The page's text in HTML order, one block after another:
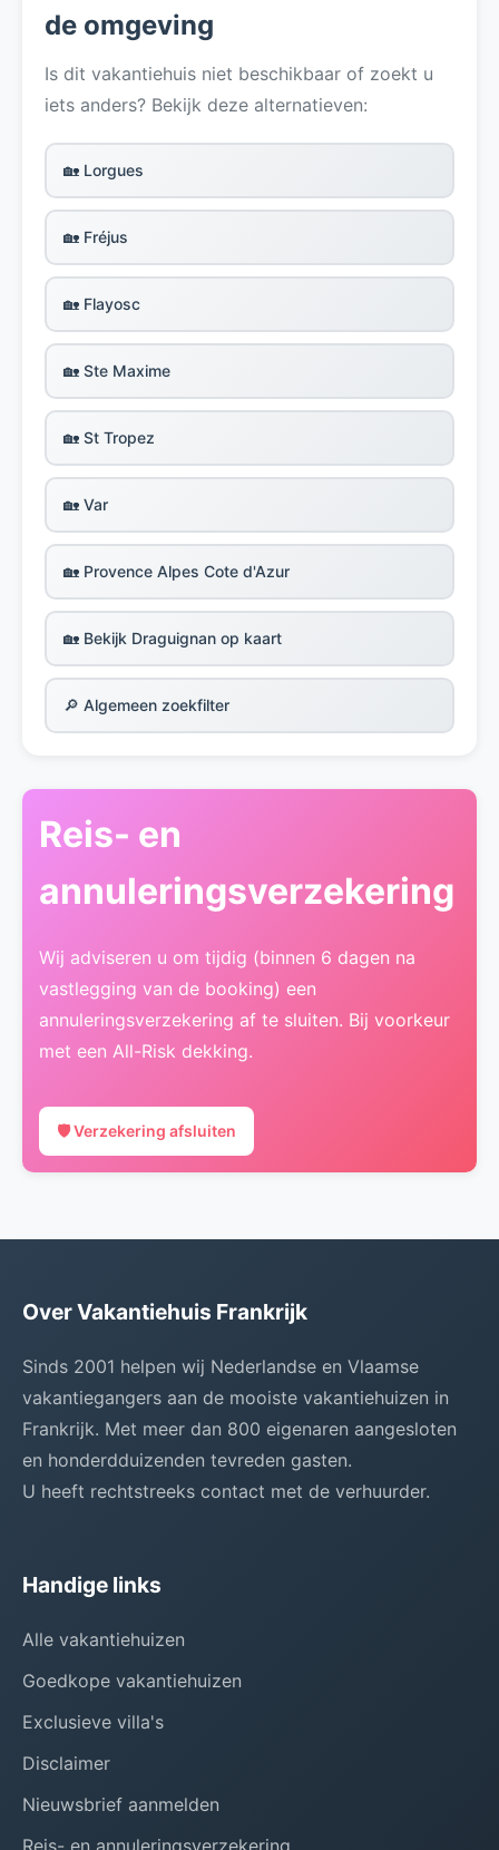
de omgeving
Is dit vakantiehuis niet beschikbaar of zoekt u
iets anders? Bekijk deze alternatieven:
🏡 Lorgues
🏡 Fréjus
🏡 Flayosc
🏡 Ste Maxime
🏡 St Tropez
🏡 Var
🏡 Provence Alpes Cote d'Azur
🏡 Bekijk Draguignan op kaart
🔎 Algemeen zoekfilter
Reis- en
annuleringsverzekering
Wij adviseren u om tijdig (binnen 6 dagen na
vastlegging van de booking) een
annuleringsverzekering af te sluiten. Bij voorkeur
met een All-Risk dekking.
🛡️ Verzekering afsluiten
Over Vakantiehuis Frankrijk
Sinds 2001 helpen wij Nederlandse en Vlaamse
vakantiegangers aan de mooiste vakantiehuizen in
Frankrijk. Met meer dan 800 eigenaren aangesloten
en honderdduizenden tevreden gasten.
U heeft rechtstreeks contact met de verhuurder.
Handige links
Alle vakantiehuizen
Goedkope vakantiehuizen
Exclusieve villa's
Disclaimer
Nieuwsbrief aanmelden
Reis- en annuleringsverzekering